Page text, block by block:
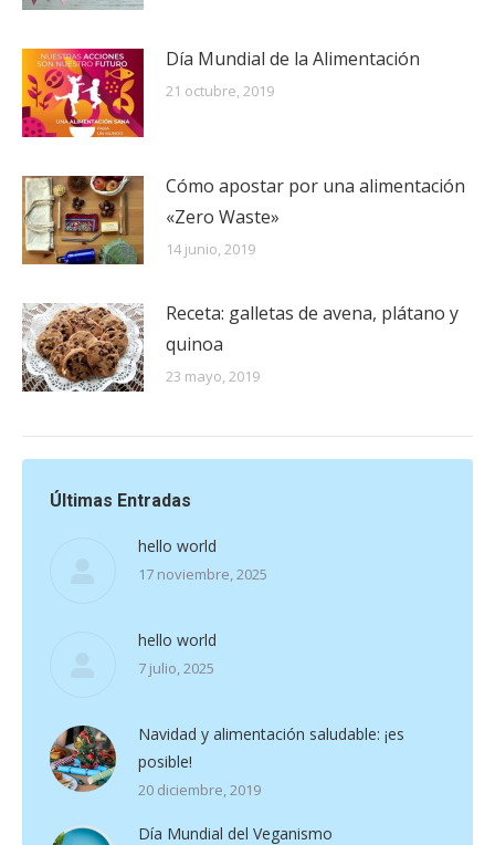
Día Mundial de la Alimentación
21 octubre, 2019
Cómo apostar por una alimentación
«Zero Waste»
14 junio, 2019
Receta: galletas de avena, plátano y
quinoa
23 mayo, 2019
Últimas Entradas
hello world
17 noviembre, 2025
hello world
7 julio, 2025
Navidad y alimentación saludable: ¡es
posible!
20 diciembre, 2019
Día Mundial del Veganismo